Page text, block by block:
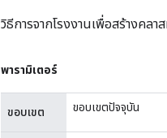
วิธีการจากโรงงานเพื่อสร้างคล
พารามิเตอร์
ขอบเขต ขอบเขตปัจจุบัน